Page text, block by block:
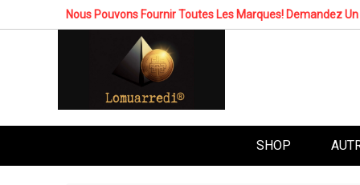
Nous Pouvons Fournir Toutes Les Marques! Demandez Un
SHOP